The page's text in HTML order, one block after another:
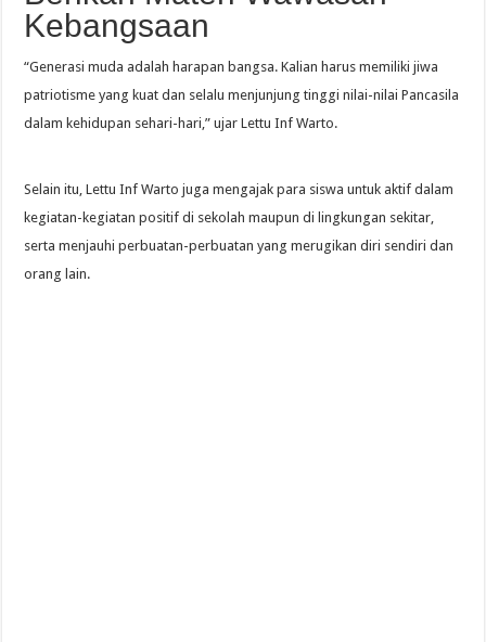
Kebangsaan
“Generasi muda adalah harapan bangsa. Kalian harus memiliki jiwa
patriotisme yang kuat dan selalu menjunjung tinggi nilai-nilai Pancasila
dalam kehidupan sehari-hari,” ujar Lettu Inf Warto.
Selain itu, Lettu Inf Warto juga mengajak para siswa untuk aktif dalam
kegiatan-kegiatan positif di sekolah maupun di lingkungan sekitar,
serta menjauhi perbuatan-perbuatan yang merugikan diri sendiri dan
orang lain.